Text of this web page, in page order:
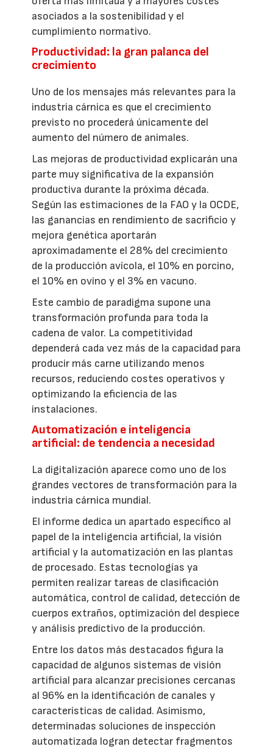
asociados a la sostenibilidad y el
cumplimiento normativo.
Productividad: la gran palanca del
crecimiento
Uno de los mensajes más relevantes para la
industria cárnica es que el crecimiento
previsto no procederá únicamente del
aumento del número de animales.
Las mejoras de productividad explicarán una
parte muy significativa de la expansión
productiva durante la próxima década.
Según las estimaciones de la FAO y la OCDE,
las ganancias en rendimiento de sacrificio y
mejora genética aportarán
aproximadamente el 28% del crecimiento
de la producción avícola, el 10% en porcino,
el 10% en ovino y el 3% en vacuno.
Este cambio de paradigma supone una
transformación profunda para toda la
cadena de valor. La competitividad
dependerá cada vez más de la capacidad para
producir más carne utilizando menos
recursos, reduciendo costes operativos y
optimizando la eficiencia de las
instalaciones.
Automatización e inteligencia
artificial: de tendencia a necesidad
La digitalización aparece como uno de los
grandes vectores de transformación para la
industria cárnica mundial.
El informe dedica un apartado específico al
papel de la inteligencia artificial, la visión
artificial y la automatización en las plantas
de procesado. Estas tecnologías ya
permiten realizar tareas de clasificación
automática, control de calidad, detección de
cuerpos extraños, optimización del despiece
y análisis predictivo de la producción.
Entre los datos más destacados figura la
capacidad de algunos sistemas de visión
artificial para alcanzar precisiones cercanas
al 96% en la identificación de canales y
características de calidad. Asimismo,
determinadas soluciones de inspección
automatizada logran detectar fragmentos